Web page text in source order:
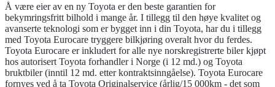
Å være eier av en ny Toyota er den beste garantien for
bekymringsfritt bilhold i mange år. I tillegg til den høye kvalitet og
avanserte teknologi som er bygget inn i din Toyota, har du i tillegg
med Toyota Eurocare tryggere bilkjøring overalt hvor du ferdes.
Toyota Eurocare er inkludert for alle nye norskregistrerte biler kjøpt
hos autorisert Toyota forhandler i Norge (i 12 md.) og Toyota
bruktbiler (inntil 12 md. etter kontraktsinngåelse). Toyota Eurocare
fornyes ved å ta Toyota Originalservice (årlig/15 000km - det som